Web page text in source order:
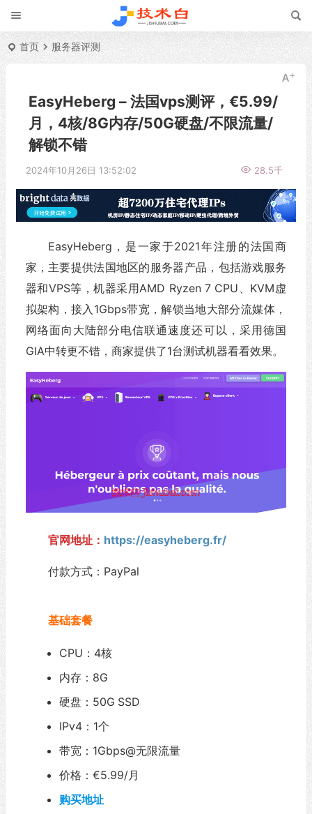
首页 服务器评测
EasyHeberg – 法国vps测评，€5.99/
月，4核/8G内存/50G硬盘/不限流量/
解锁不错
2024年10月26日 13:52:02 28.5千
EasyHeberg，是一家于2021年注册的法国商
家，主要提供法国地区的服务器产品，包括游戏服务
器和VPS等，机器采用AMD Ryzen 7 CPU、KVM虚
拟架构，接入1Gbps带宽，解锁当地大部分流媒体，
网络面向大陆部分电信联通速度还可以，采用德国
GIA中转更不错，商家提供了1台测试机器看看效果。
官网地址： https://easyheberg.fr/
付款方式：PayPal
基础套餐
CPU：4核
内存：8G
硬盘：50G SSD
IPv4：1个
带宽：1Gbps@无限流量
价格：€5.99/月
购买地址